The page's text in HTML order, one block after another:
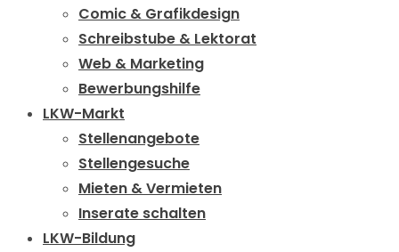
Comic & Grafikdesign
Schreibstube & Lektorat
Web & Marketing
Bewerbungshilfe
LKW-Markt
Stellenangebote
Stellengesuche
Mieten & Vermieten
Inserate schalten
LKW-Bildung